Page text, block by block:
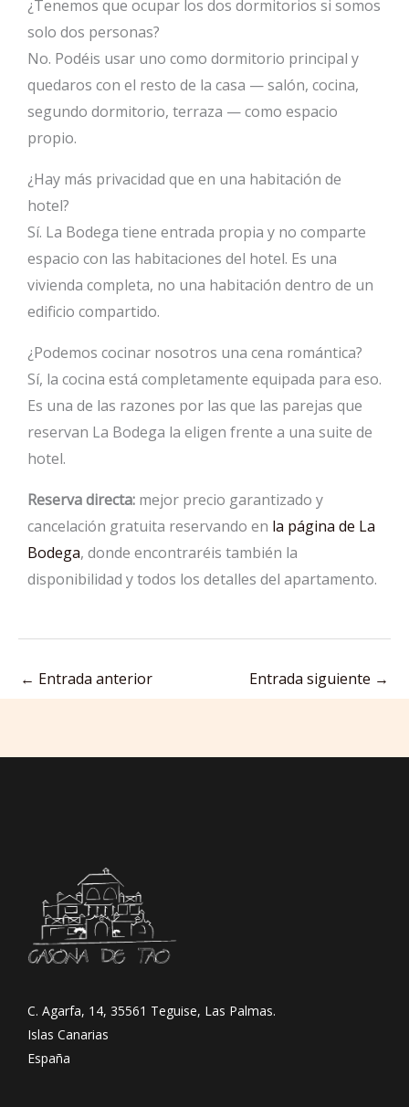
¿Tenemos que ocupar los dos dormitorios si somos
solo dos personas?
No. Podéis usar uno como dormitorio principal y
quedaros con el resto de la casa — salón, cocina,
segundo dormitorio, terraza — como espacio
propio.
¿Hay más privacidad que en una habitación de
hotel?
Sí. La Bodega tiene entrada propia y no comparte
espacio con las habitaciones del hotel. Es una
vivienda completa, no una habitación dentro de un
edificio compartido.
¿Podemos cocinar nosotros una cena romántica?
Sí, la cocina está completamente equipada para eso.
Es una de las razones por las que las parejas que
reservan La Bodega la eligen frente a una suite de
hotel.
Reserva directa: mejor precio garantizado y
cancelación gratuita reservando en la página de La
Bodega, donde encontraréis también la
disponibilidad y todos los detalles del apartamento.
← Entrada anterior Entrada siguiente →
C. Agarfa, 14, 35561 Teguise, Las Palmas.
Islas Canarias
España